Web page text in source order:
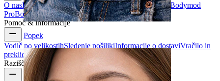
Popek
O nasBlogSplošni pogoji poslovanjaKontaktirajte nasBodymod
ProBodymod CreatorsMnenja o Bodymodu
Pomoč & informacije
Vodič po velikostihSledenje pošiljkiInformacije o dostaviVračilo in
preklic naročilaPlačilo
Podpora Bodymod
Raziščite